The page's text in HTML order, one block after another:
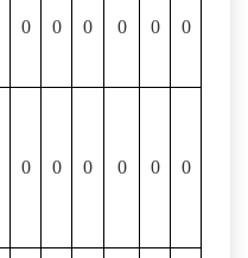
0 0 0 0 0 0
0 0 0 0 0 0